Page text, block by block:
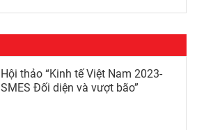
Hội thảo “Kinh tế Việt Nam 2023-
SMES Đối diện và vượt bão”